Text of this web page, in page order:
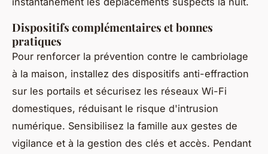
Dispositifs complémentaires et bonnes
pratiques
Pour renforcer la prévention contre le cambriolage
à la maison, installez des dispositifs anti-effraction
sur les portails et sécurisez les réseaux Wi-Fi
domestiques, réduisant le risque d'intrusion
numérique. Sensibilisez la famille aux gestes de
vigilance et à la gestion des clés et accès. Pendant